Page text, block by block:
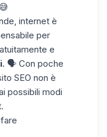
internet è
per
e
. 🗣️ Con poche
SEO non è
possibili modi